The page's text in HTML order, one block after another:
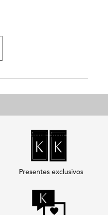
Presentes exclusivos